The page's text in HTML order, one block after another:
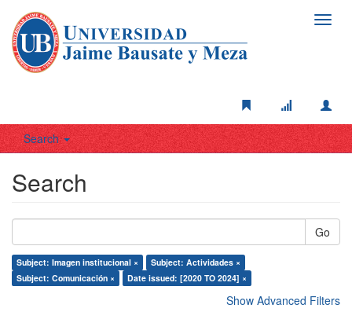
Search
Search
Go
Subject: Imagen institucional ×
Subject: Actividades ×
Subject: Comunicación ×
Date issued: [2020 TO 2024] ×
Show Advanced Filters